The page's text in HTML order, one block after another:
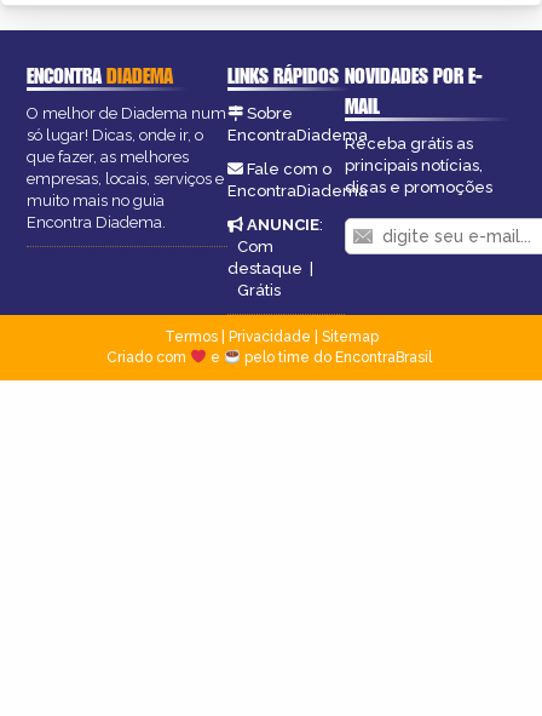
ENCONTRADIADEMA
O melhor de Diadema num
só lugar! Dicas, onde ir, o
que fazer, as melhores
empresas, locais, serviços e
muito mais no guia
Encontra Diadema.
LINKS RÁPIDOS
Sobre
EncontraDiadema
Fale com o
EncontraDiadema
ANUNCIE:
Com
destaque |
Grátis
NOVIDADES POR E-
MAIL
Receba grátis as
principais notícias,
dicas e promoções
Termos| Privacidade
Sitemap
Criado com
e pelo time do EncontraBrasil